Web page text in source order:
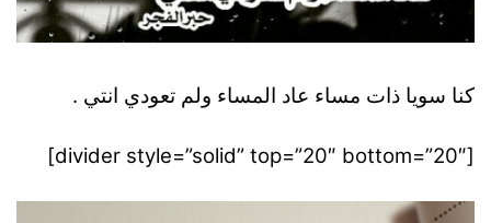
كنا سويا ذات مساء عاد المساء ولم تعودي انتي .
[divider style=”solid” top=”20″ bottom=”20″]